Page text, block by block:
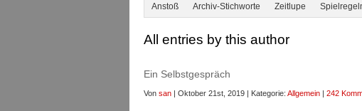
Anstoß Archiv-Stichworte Zeitlupe
All entries by this author
Ein Selbstgespräch
Von san | Oktober 21st, 2019 | Kategorie: Allgemein | 242